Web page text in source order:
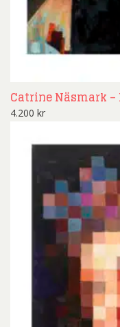
Catrine Näsmark
4.200 kr